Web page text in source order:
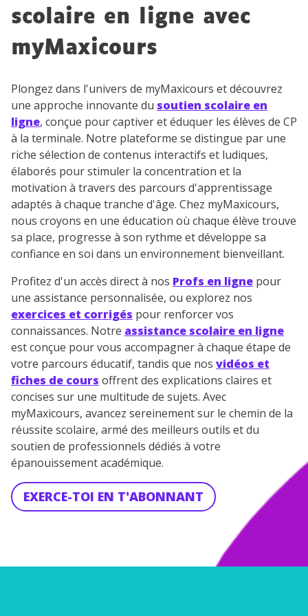
scolaire en ligne avec
myMaxicours
Plongez dans l'univers de myMaxicours et découvrez
une approche innovante du soutien scolaire en
ligne, conçue pour captiver et éduquer les élèves de CP
à la terminale. Notre plateforme se distingue par une
riche sélection de contenus interactifs et ludiques,
élaborés pour stimuler la concentration et la
motivation à travers des parcours d'apprentissage
adaptés à chaque tranche d'âge. Chez myMaxicours,
nous croyons en une éducation où chaque élève trouve
sa place, progresse à son rythme et développe sa
confiance en soi dans un environnement bienveillant.
Profitez d'un accès direct à nos Profs en ligne pour
une assistance personnalisée, ou explorez nos
exercices et corrigés pour renforcer vos
connaissances. Notre assistance scolaire en ligne
est conçue pour vous accompagner à chaque étape de
votre parcours éducatif, tandis que nos vidéos et
fiches de cours offrent des explications claires et
concises sur une multitude de sujets. Avec
myMaxicours, avancez sereinement sur le chemin de la
réussite scolaire, armé des meilleurs outils et du
soutien de professionnels dédiés à votre
épanouissement académique.
EXERCE-TOI EN T'ABONNANT
pendant 24h notre
plateforme de soutien
scolaire !
Fiches de cours et vidéos,exercices
corrigés,podcasts de révisions
Unespace dédié aux parentspour
suivre les progrès
Tout le programme scolaire du CP à
la Terminale
Des profs expérimentés disponibles
à la demande par tchat, audio ou
vidéo
TESTER GRATUITEMENT
* Votre code d'accès sera envoyé à cette adresse e-mail. En
renseignant votre e-mail, vous consentez à ce que vos
données à caractère personnel soient traitées par SEJER, sous
la marque myMaxicours, afin que SEJER puisse vous donner
accès au service de soutien scolaire pendant 24h. Pour en
pour exercer vos droits, vous pouvez consulter
charte.
J’accepte de recevoir les actualités et des
myMaxicours.